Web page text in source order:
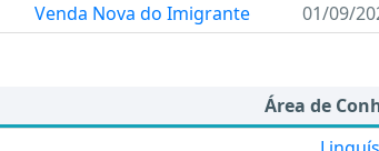
Venda Nova do Imigrante 01/09/
Área de